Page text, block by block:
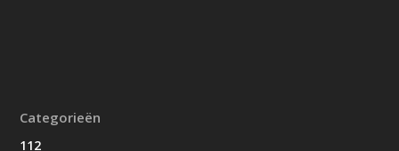
Categorieën
112